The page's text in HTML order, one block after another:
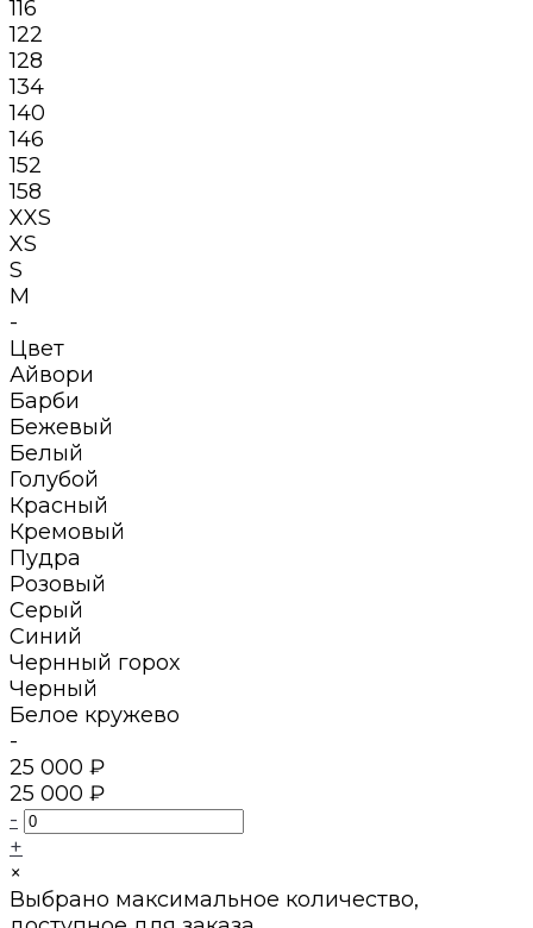
116
122
128
134
140
146
152
158
XXS
XS
S
M
-
Цвет
Айвори
Барби
Бежевый
Белый
Голубой
Красный
Кремовый
Пудра
Розовый
Серый
Синий
Чернный горох
Черный
Белое кружево
-
25 000 ₽
25 000 ₽
-
+
×
Выбрано максимальное количество,